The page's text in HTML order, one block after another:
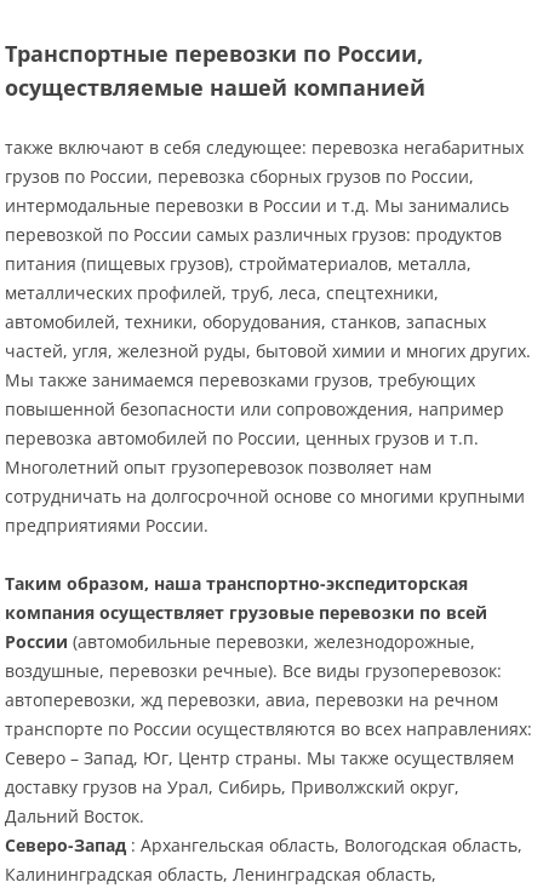
Транспортные перевозки по России,
осуществляемые нашей компанией
также включают в себя следующее: перевозка негабаритных
грузов по России, перевозка сборных грузов по России,
интермодальные перевозки в России и т.д. Мы занимались
перевозкой по России самых различных грузов: продуктов
питания (пищевых грузов), стройматериалов, металла,
металлических профилей, труб, леса, спецтехники,
автомобилей, техники, оборудования, станков, запасных
частей, угля, железной руды, бытовой химии и многих других.
Мы также занимаемся перевозками грузов, требующих
повышенной безопасности или сопровождения, например
перевозка автомобилей по России, ценных грузов и т.п.
Многолетний опыт грузоперевозок позволяет нам
сотрудничать на долгосрочной основе со многими крупными
предприятиями России.
Таким образом, наша транспортно-экспедиторская
компания осуществляет грузовые перевозки по всей
России (автомобильные перевозки, железнодорожные,
воздушные, перевозки речные). Все виды грузоперевозок:
автоперевозки, жд перевозки, авиа, перевозки на речном
транспорте по России осуществляются во всех направлениях:
Северо – Запад, Юг, Центр страны. Мы также осуществляем
доставку грузов на Урал, Сибирь, Приволжский округ,
Дальний Восток.
Северо-Запад : Архангельская область, Вологодская область,
Калининградская область, Ленинградская область,